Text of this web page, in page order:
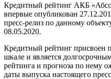
Кредитный рейтинг АКБ
впервые опубликован
пресс-релиз по данному
08.05.2020.
Кредитный рейтинг присвоен
шкале и является
рейтинга и прогноза по нему
даты выпуска настоящего